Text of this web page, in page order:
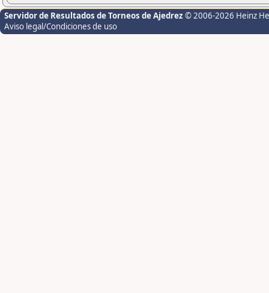
Servidor de Resultados de Torneos de Ajedrez © 2006-2026 Heinz
Aviso legal/Condiciones de uso